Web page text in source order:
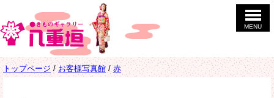
MENU
現
在
トップページ / お客様写真館 /赤